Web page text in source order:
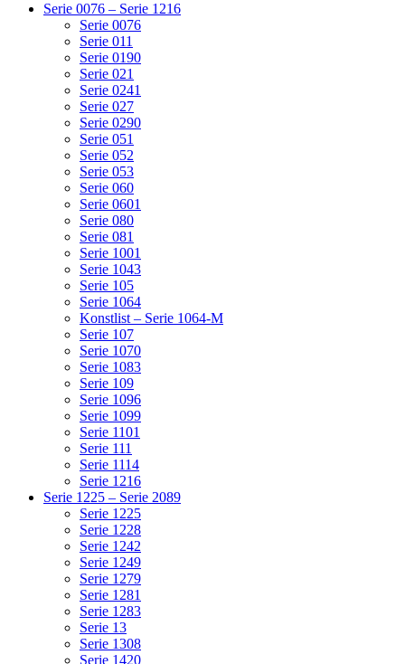
Serie 0076 – Serie 1216
Serie 0076
Serie 011
Serie 0190
Serie 021
Serie 0241
Serie 027
Serie 0290
Serie 051
Serie 052
Serie 053
Serie 060
Serie 0601
Serie 080
Serie 081
Serie 1001
Serie 1043
Serie 105
Serie 1064
Konstlist – Serie 1064-M
Serie 107
Serie 1070
Serie 1083
Serie 109
Serie 1096
Serie 1099
Serie 1101
Serie 111
Serie 1114
Serie 1216
Serie 1225 – Serie 2089
Serie 1225
Serie 1228
Serie 1242
Serie 1249
Serie 1279
Serie 1281
Serie 1283
Serie 13
Serie 1308
Serie 1420